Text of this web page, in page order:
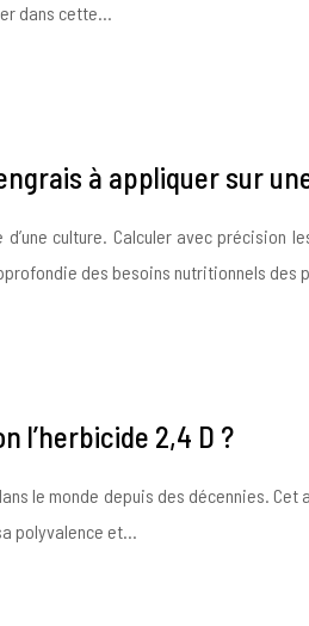
dans cette…
à appliquer sur
culture. Calculer avec précision
des besoins nutritionnels des
l’herbicide 2,4 D ?
le monde depuis des décennies.
polyvalence et…